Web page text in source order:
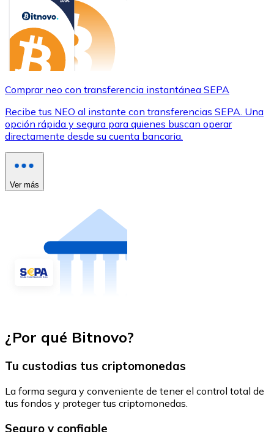
Comprar neo con transferencia instantánea SEPA
Recibe tus NEO al instante con transferencias SEPA. Una
opción rápida y segura para quienes buscan operar
directamente desde su cuenta bancaria.
Ver más
¿Por qué Bitnovo?
Tu custodias tus criptomonedas
La forma segura y conveniente de tener el control total de
tus fondos y proteger tus criptomonedas.
Seguro y confiable